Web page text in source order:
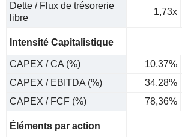
Dette / Flux de trésorerie
libre
1,73x
Intensité Capitalistique
CAPEX / CA (%) 10,37%
CAPEX / EBITDA (%)
34,28%
CAPEX / FCF (%)
78,36%
Éléments par action